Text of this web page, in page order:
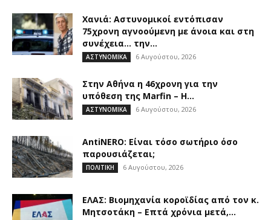
Χανιά: Αστυνομικοί εντόπισαν
75χρονη αγνοούμενη με άνοια και στη
συνέχεια… την...
ΑΣΤΥΝΟΜΙΚΑ 6 Αυγούστου, 2026
Στην Αθήνα η 46χρονη για την
υπόθεση της Marfin – Η...
ΑΣΤΥΝΟΜΙΚΑ 6 Αυγούστου, 2026
AntiNERO: Είναι τόσο σωτήριο όσο
παρουσιάζεται;
ΠΟΛΙΤΙΚΗ 6 Αυγούστου, 2026
ΕΛΑΣ: Βιομηχανία κοροϊδίας από τον κ.
Μητσοτάκη – Επτά χρόνια μετά,...